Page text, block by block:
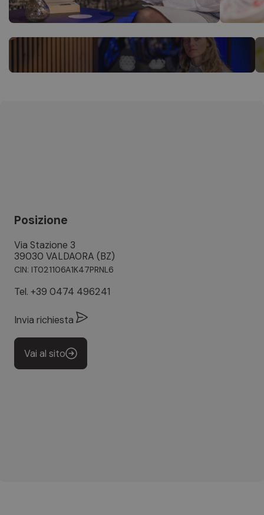
Posizione
Via Stazione 3
39030 VALDAORA (BZ)
CIN: IT021106A1K47PRNL6
Tel. +39 0474 496241
Invia richiesta
Vai al sito